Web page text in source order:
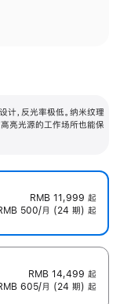
计，反光率极低。纳米纹理
亮光源的工作场所也能保
RMB 11,999 起
500/月 (24 期) 起
RMB 14,499 起
605/月 (24 期) 起